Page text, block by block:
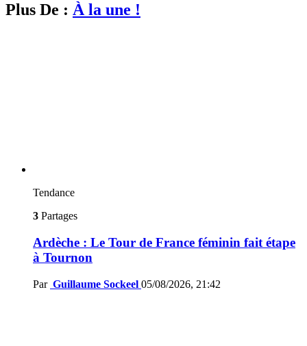
Plus De : À la une !
Tendance
3 Partages
Ardèche : Le Tour de France féminin fait étape
à Tournon
Par Guillaume Sockeel 05/08/2026, 21:42